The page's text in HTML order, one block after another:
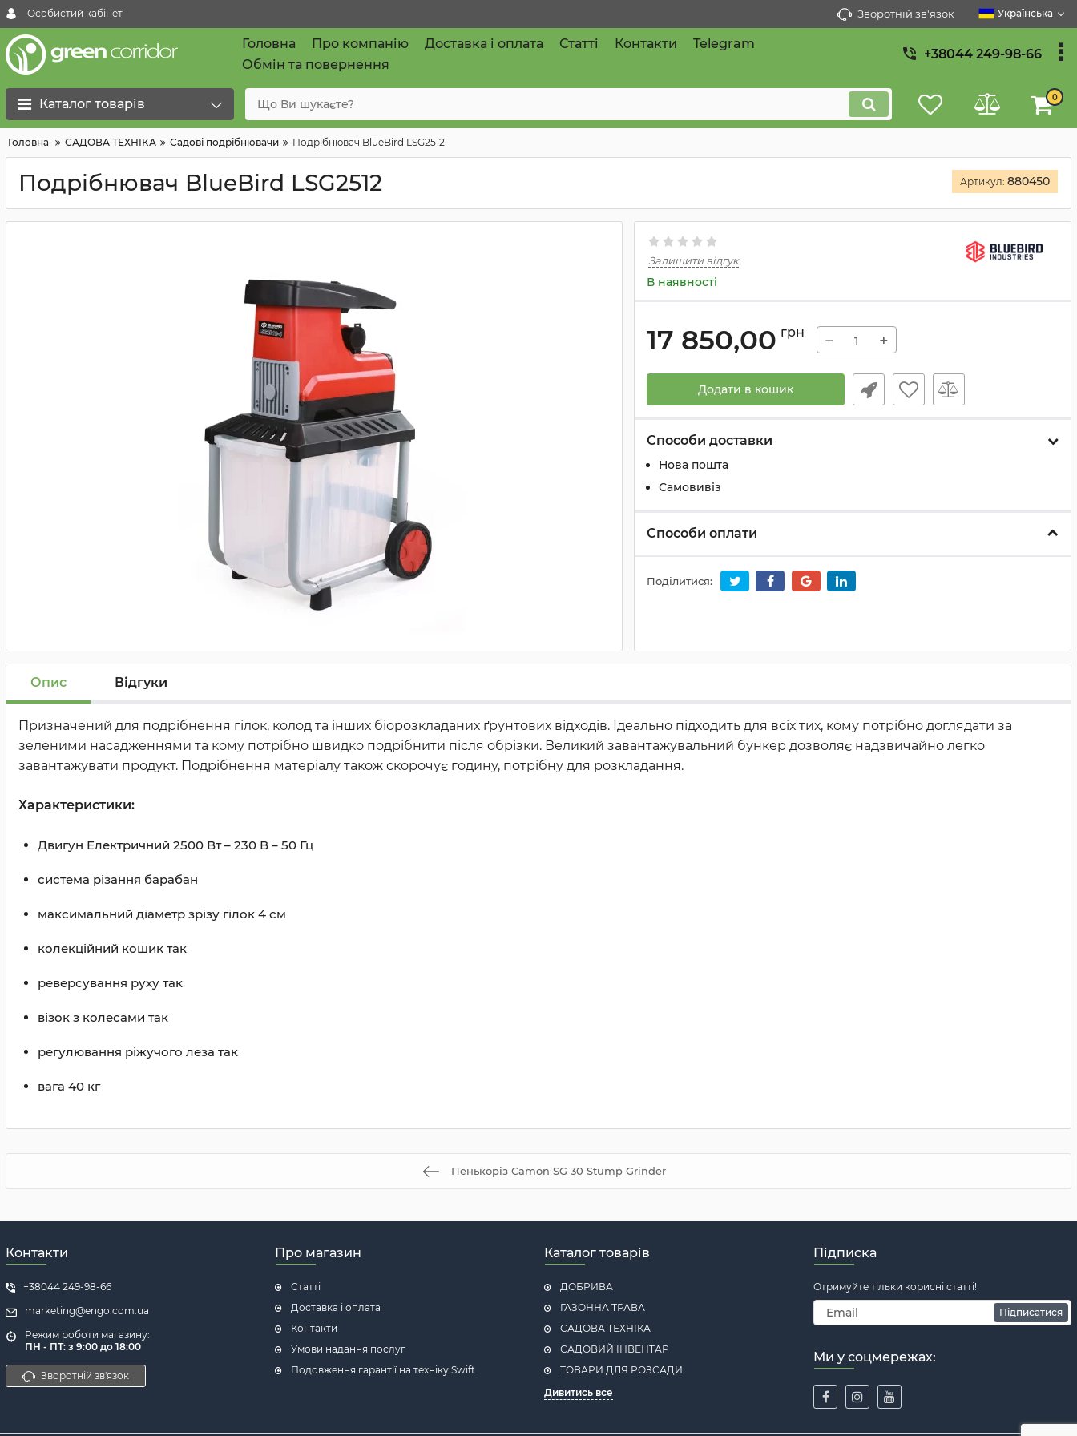
Особистий кабінет Зворотній зв'язок Українська
Головна Про компанію Доставка і оплата Статті Контакти
Telegram
Обмін та повернення
+38044 249-98-66
Каталог товарів 0
Головна САДОВА ТЕХНІКА Садові подрібнювачи Подрібнювач BlueBird LSG2512
Подрібнювач BlueBird LSG2512 Артикул: 880450
Залишити відгук
В наявності
17 850,00 грн − +
Додати в кошик
Способи доставки
Нова пошта
Самовивіз
Способи оплати
Поділитися:
Опис Відгуки
Призначений для подрібнення гілок, колод та інших біорозкладаних ґрунтових відходів. Ідеально підходить для всіх тих, кому потрібно доглядати за
зеленими насадженнями та кому потрібно швидко подрібнити після обрізки. Великий завантажувальний бункер дозволяє надзвичайно легко
завантажувати продукт. Подрібнення матеріалу також скорочує годину, потрібну для розкладання.
Характеристики:
Двигун Електричний 2500 Вт – 230 В – 50 Гц
система різання барабан
максимальний діаметр зрізу гілок 4 см
колекційний кошик так
реверсування руху так
візок з колесами так
регулювання ріжучого леза так
вага 40 кг
Пенькоріз Camon SG 30 Stump Grinder
Контакти
+38044 249-98-66
marketing@engo.com.ua
Режим роботи магазину:
ПН - ПТ: з 9:00 до 18:00
Зворотній зв'язок
Про магазин
Статті
Доставка і оплата
Контакти
Умови надання послуг
Подовження гарантії на техніку Swift
Каталог товарів
ДОБРИВА
ГАЗОННА ТРАВА
САДОВА ТЕХНІКА
САДОВИЙ ІНВЕНТАР
ТОВАРИ ДЛЯ РОЗСАДИ
Дивитись все
Підписка
Отримуйте тільки корисні статті!
Підписатися
Ми у соцмережах: